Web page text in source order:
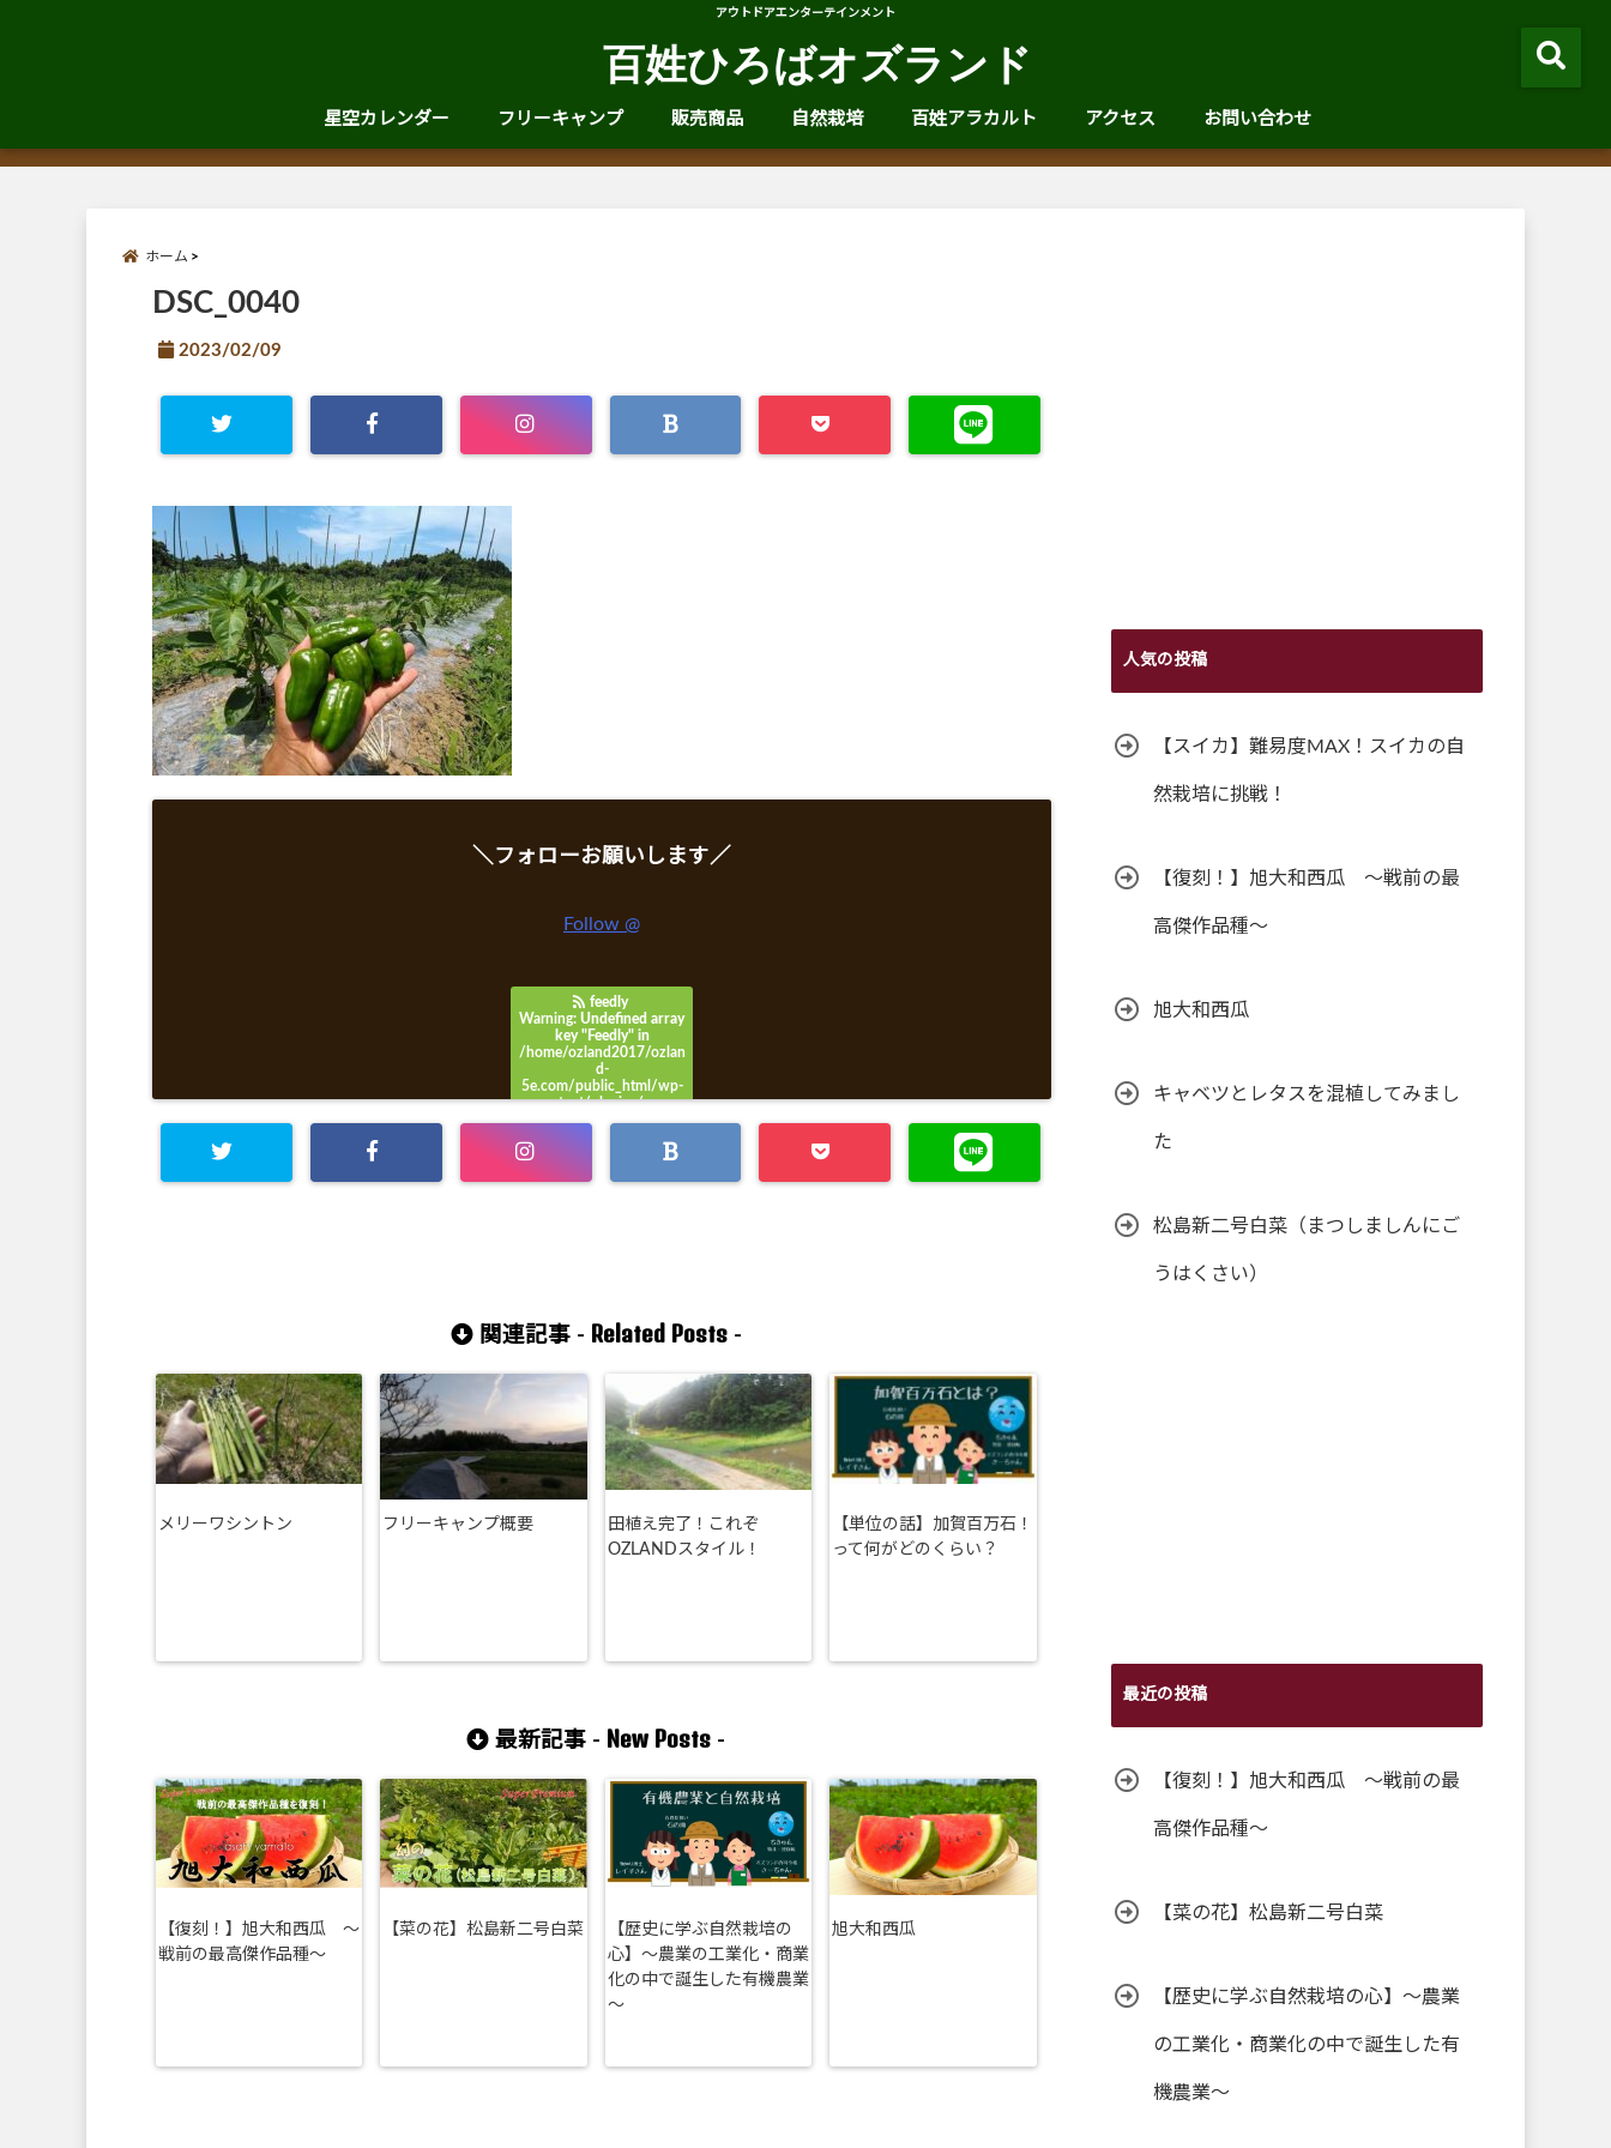
アウトドアエンターテインメント
百姓ひろばオズランド
星空カレンダー フリーキャンプ 販売商品 自然栽培 百姓アラカルト アクセス お問い合わせ
ホーム
DSC_0040
2023/02/09
＼フォローお願いします／
Follow @
feedly
Warning: Undefined array
key "Feedly" in
/home/ozland2017/ozlan
d-
5e.com/public_html/wp-
content/plugins/sns-
関連記事 - Related Posts-
メリーワシントン フリーキャンプ概要
田植え完了！これぞ
OZLANDスタイル！
【単位の話】加賀百万石！
って何がどのくらい？
最新記事 - New Posts -
【復刻！】旭大和西瓜 ～
戦前の最高傑作品種～
【菜の花】松島新二号白菜
【歴史に学ぶ自然栽培の
心】～農業の工業化・商業
化の中で誕生した有機農業
～
旭大和西瓜
人気の投稿
【スイカ】難易度MAX！スイカの自
然栽培に挑戦！
【復刻！】旭大和西瓜 ～戦前の最
高傑作品種～
旭大和西瓜
キャベツとレタスを混植してみまし
た
松島新二号白菜（まつしましんにご
うはくさい）
最近の投稿
【復刻！】旭大和西瓜 ～戦前の最
高傑作品種～
【菜の花】松島新二号白菜
【歴史に学ぶ自然栽培の心】～農業
の工業化・商業化の中で誕生した有
機農業～